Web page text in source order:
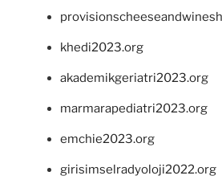
khedi2023.org
akademikgeriatri2023.org
marmarapediatri2023.org
emchie2023.org
girisimselradyoloji2022.org